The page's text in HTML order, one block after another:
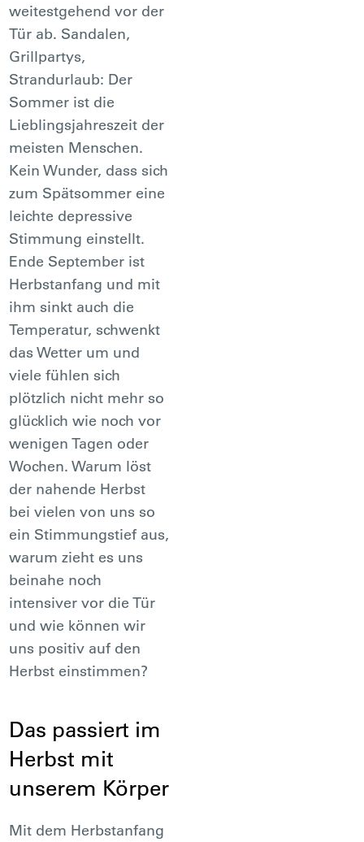
weitestgehend vor der
Tür ab. Sandalen,
Grillpartys,
Strandurlaub: Der
Sommer ist die
Lieblingsjahreszeit der
meisten Menschen.
Kein Wunder, dass sich
zum Spätsommer eine
leichte depressive
Stimmung einstellt.
Ende September ist
Herbstanfang und mit
ihm sinkt auch die
Temperatur, schwenkt
das Wetter um und
viele fühlen sich
plötzlich nicht mehr so
glücklich wie noch vor
wenigen Tagen oder
Wochen. Warum löst
der nahende Herbst
bei vielen von uns so
ein Stimmungstief aus,
warum zieht es uns
beinahe noch
intensiver vor die Tür
und wie können wir
uns positiv auf den
Herbst einstimmen?
Das passiert im
Herbst mit
unserem Körper
Mit dem Herbstanfang